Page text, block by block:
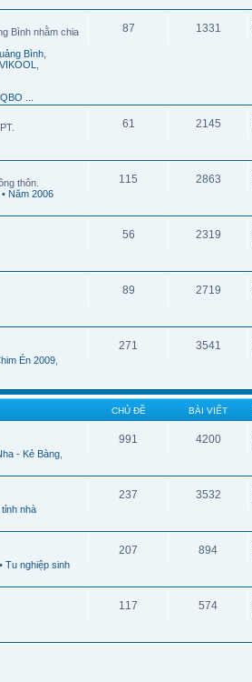
Bình nhằm chia
Bình
...
87 1331
61 2145
thôn.
• Năm 2006
115 2863
56 2319
89 2719
Én 2009
271 3541
CHỦ ĐỀ BÀI VIẾT
- Kẻ Bàng
991 4200
tỉnh nhà
237 3532
• Tu nghiệp sinh
207 894
117 574